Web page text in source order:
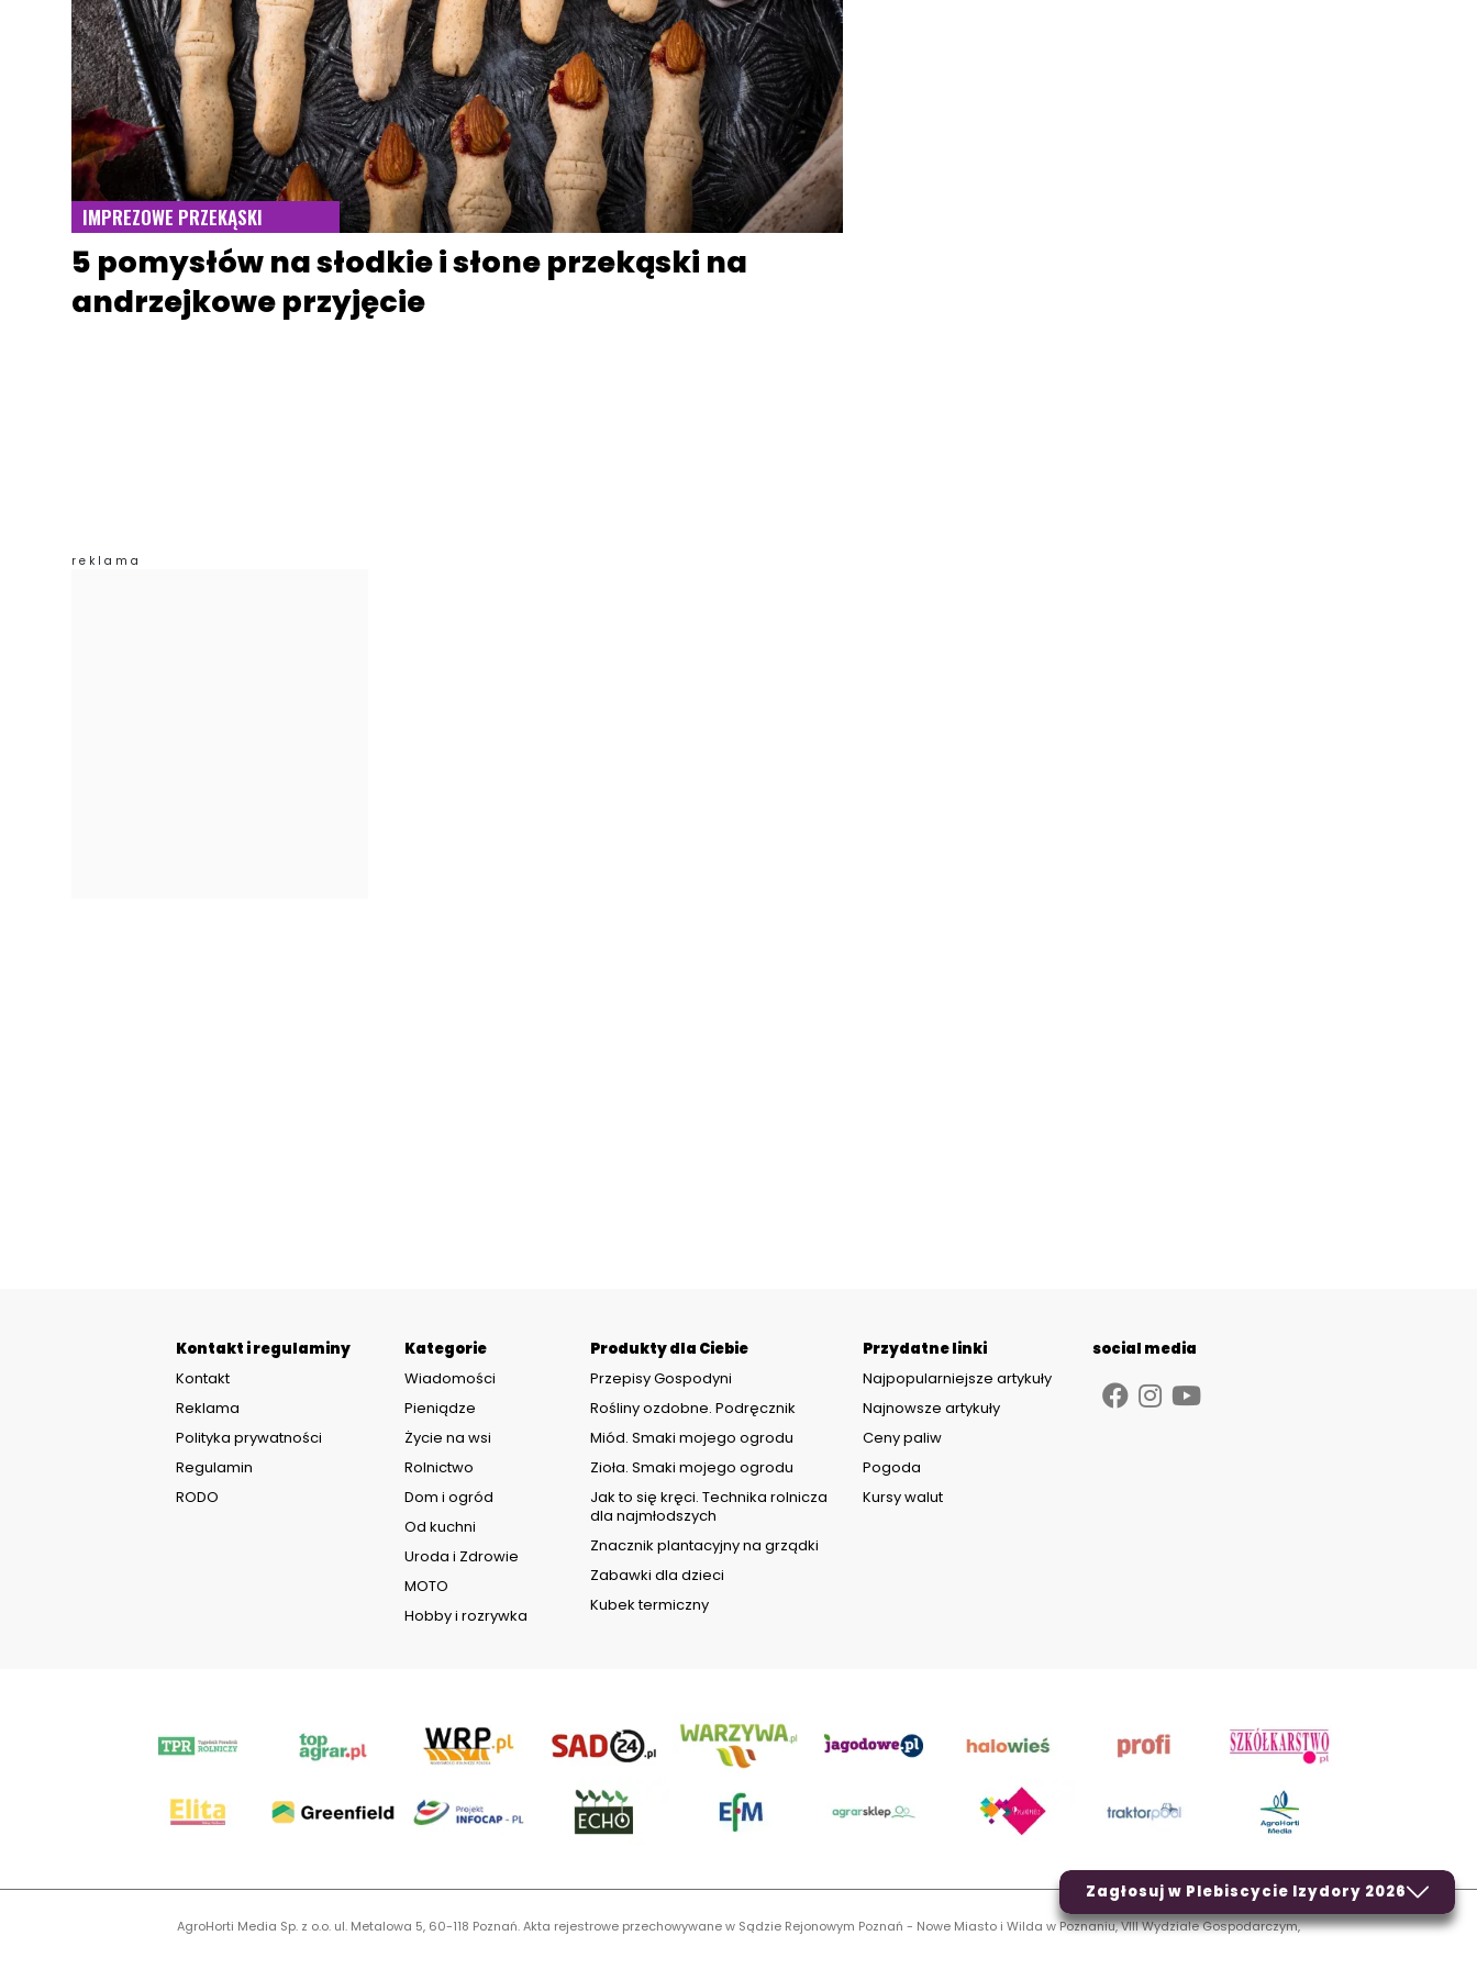
IMPREZOWE PRZEKĄSKI
5 pomysłów na słodkie i słone przekąski na
andrzejkowe przyjęcie
Zagłosuj w Plebiscycie Izydory 2026
Kontakt i regulaminy
Kontakt
Reklama
Polityka prywatności
Regulamin
RODO
Kategorie
Wiadomości
Pieniądze
Życie na wsi
Rolnictwo
Dom i ogród
Od kuchni
Uroda i Zdrowie
MOTO
Hobby i rozrywka
Produkty dla Ciebie
Przepisy Gospodyni
Rośliny ozdobne. Podręcznik
Miód. Smaki mojego ogrodu
Zioła. Smaki mojego ogrodu
Jak to się kręci. Technika rolnicza
dla najmłodszych
Znacznik plantacyjny na grządki
Zabawki dla dzieci
Kubek termiczny
Przydatne linki
Najpopularniejsze artykuły
Najnowsze artykuły
Ceny paliw
Pogoda
Kursy walut
social media
AgroHorti Media Sp. z o.o. ul. Metalowa 5, 60-118 Poznań. Akta rejestrowe przechowywane w Sądzie Rejonowym Poznań - Nowe Miasto i Wilda w Poznaniu, VIII Wydziale Gospodarczym,